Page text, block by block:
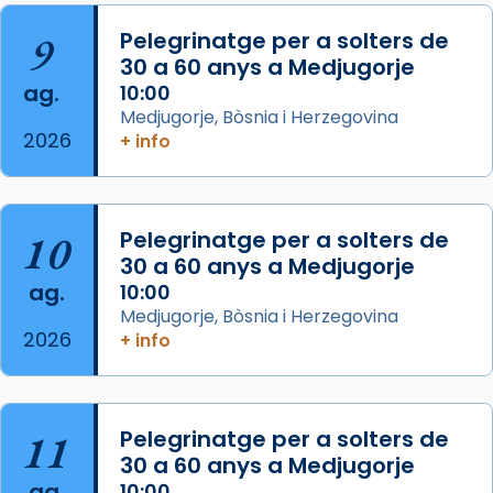
que les santes són filles de l’antiga Iluro.
Mataró en reivindicarà les relíquies fins que
les aconseguirà el 1772. L’ofici que es canta
a la “Missa de les Santes” (“Missa de
Glòria”) fou composta el 1848 per Mn.
Manuel Blanch, amb aire d’òpera
italianitzant; s’interpreta per privilegi
pontifici, amb orquestra i cor, i té una
duració aproximada de tres hores. Després,
processó (recuperada el 1972) al voltant
del temple amb les relíquies de les santes.
Des de 1985 hi participa també un grup de
diablesses amb música i ball propis. Festa
gran a Mataró.
«Si vols saber què és calor, ves per les
Santes a Mataró»🥵.
Photo
9
ag.
2026
Pelegrinatge per a solters de
30 a 60 anys a Medjugorje
10:00
Medjugorje, Bòsnia i Herzegovina
+ info
10
ag.
2026
Pelegrinatge per a solters de
30 a 60 anys a Medjugorje
10:00
Medjugorje, Bòsnia i Herzegovina
+ info
11
Pelegrinatge per a solters de
30 a 60 anys a Medjugorje